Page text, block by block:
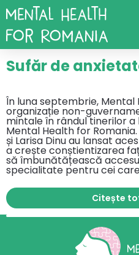
la
conținut
Sufăr de
În luna septembrie, Mental
organizație non-
mintale în rândul tinerilor
Mental Health for
și Larisa Dinu au lansat
a crește conștientizarea
să îmbunătățească
specialitate pentru cei
Citește